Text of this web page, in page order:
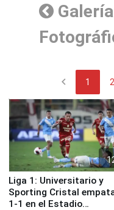
Galería
chevron_left 1 2
Liga 1: Universitario y
Sporting Cristal
1-1 en el Estadio